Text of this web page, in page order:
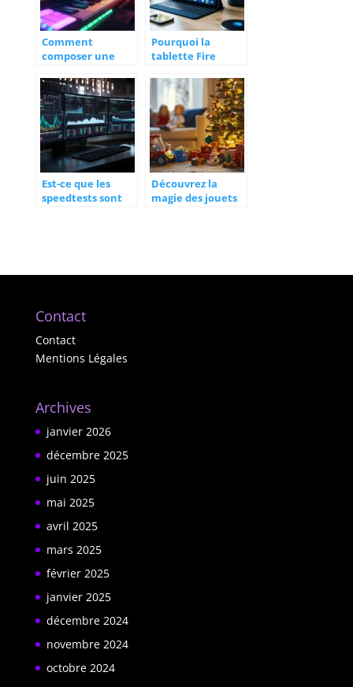
Comment
composer une
techno : Les
secrets de
programmation
d’une TB-303
Pourquoi la
tablette Fire
attention :
customisation
avancee et ROM
alternatives
Est-ce que les
speedtests sont
Découvrez la
magie des jouets
Contact
Contact
Mentions Légales
Archives
janvier 2026
décembre 2025
juin 2025
mai 2025
avril 2025
mars 2025
février 2025
janvier 2025
décembre 2024
novembre 2024
octobre 2024